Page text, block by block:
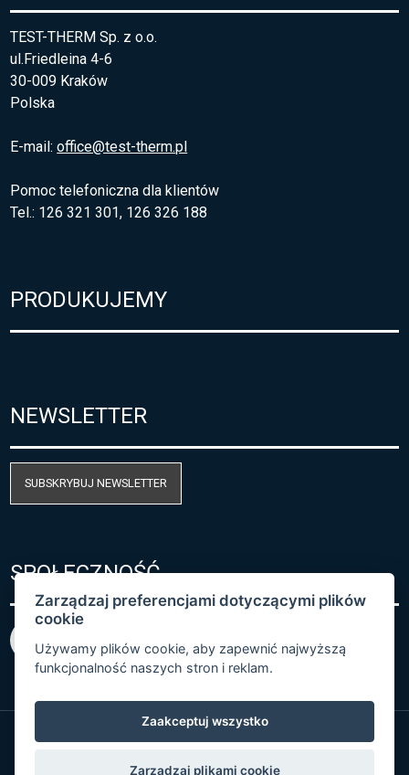
TEST-THERM Sp. z o.o.
ul.Friedleina 4-6
30-009 Kraków
Polska
E-mail:office@test-therm.pl
Pomoc telefoniczna dla klientów
Tel.: 126 321 301, 126 326 188
PRODUKUJEMY
NEWSLETTER
SUBSKRYBUJ NEWSLETTER
SPOŁECZNOŚĆ
Zarządzaj preferencjami dotyczącymi plików
cookie
Używamy plików cookie, aby zapewnić najwyższą
funkcjonalność naszych stron i reklam.
Zaakceptuj wszystko
Zarządzaj plikami cookie